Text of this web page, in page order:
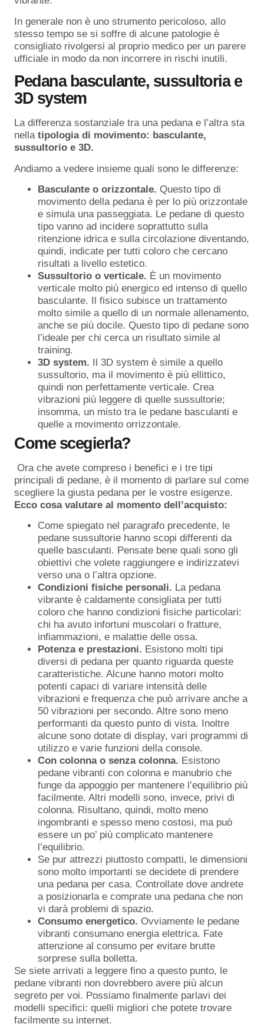
In generale non è uno strumento pericoloso, allo
stesso tempo se si soffre di alcune patologie è
consigliato rivolgersi al proprio medico per un parere
ufficiale in modo da non incorrere in rischi inutili.
Pedana basculante, sussultoria e
3D system
La differenza sostanziale tra una pedana e l’altra sta
nella tipologia di movimento: basculante,
sussultorio e 3D.
Andiamo a vedere insieme quali sono le differenze:
Basculante o orizzontale. Questo tipo di
movimento della pedana è per lo più orizzontale
e simula una passeggiata. Le pedane di questo
tipo vanno ad incidere soprattutto sulla
ritenzione idrica e sulla circolazione diventando,
quindi, indicate per tutti coloro che cercano
risultati a livello estetico.
Sussultorio o verticale. È un movimento
verticale molto più energico ed intenso di quello
basculante. Il fisico subisce un trattamento
molto simile a quello di un normale allenamento,
anche se più docile. Questo tipo di pedane sono
l’ideale per chi cerca un risultato simile al
training.
3D system. Il 3D system è simile a quello
sussultorio, ma il movimento è più ellittico,
quindi non perfettamente verticale. Crea
vibrazioni più leggere di quelle sussultorie;
insomma, un misto tra le pedane basculanti e
quelle a movimento orrizzontale.
Come scegierla?
Ora che avete compreso i benefici e i tre tipi
principali di pedane, è il momento di parlare sul come
scegliere la giusta pedana per le vostre esigenze.
Ecco cosa valutare al momento dell’acquisto:
Come spiegato nel paragrafo precedente, le
pedane sussultorie hanno scopi differenti da
quelle basculanti. Pensate bene quali sono gli
obiettivi che volete raggiungere e indirizzatevi
verso una o l’altra opzione.
Condizioni fisiche personali. La pedana
vibrante è caldamente consigliata per tutti
coloro che hanno condizioni fisiche particolari:
chi ha avuto infortuni muscolari o fratture,
infiammazioni, e malattie delle ossa.
Potenza e prestazioni. Esistono molti tipi
diversi di pedana per quanto riguarda queste
caratteristiche. Alcune hanno motori molto
potenti capaci di variare intensità delle
vibrazioni e frequenza che può arrivare anche a
50 vibrazioni per secondo. Altre sono meno
performanti da questo punto di vista. Inoltre
alcune sono dotate di display, vari programmi di
utilizzo e varie funzioni della console.
Con colonna o senza colonna. Esistono
pedane vibranti con colonna e manubrio che
funge da appoggio per mantenere l’equilibrio più
facilmente. Altri modelli sono, invece, privi di
colonna. Risultano, quindi, molto meno
ingombranti e spesso meno costosi, ma può
essere un po’ più complicato mantenere
l’equilibrio.
Se pur attrezzi piuttosto compatti, le dimensioni
sono molto importanti se decidete di prendere
una pedana per casa. Controllate dove andrete
a posizionarla e comprate una pedana che non
vi darà problemi di spazio.
Consumo energetico. Ovviamente le pedane
vibranti consumano energia elettrica. Fate
attenzione al consumo per evitare brutte
sorprese sulla bolletta.
Se siete arrivati a leggere fino a questo punto, le
pedane vibranti non dovrebbero avere più alcun
segreto per voi. Possiamo finalmente parlavi dei
modelli specifici: quelli migliori che potete trovare
facilmente su internet.